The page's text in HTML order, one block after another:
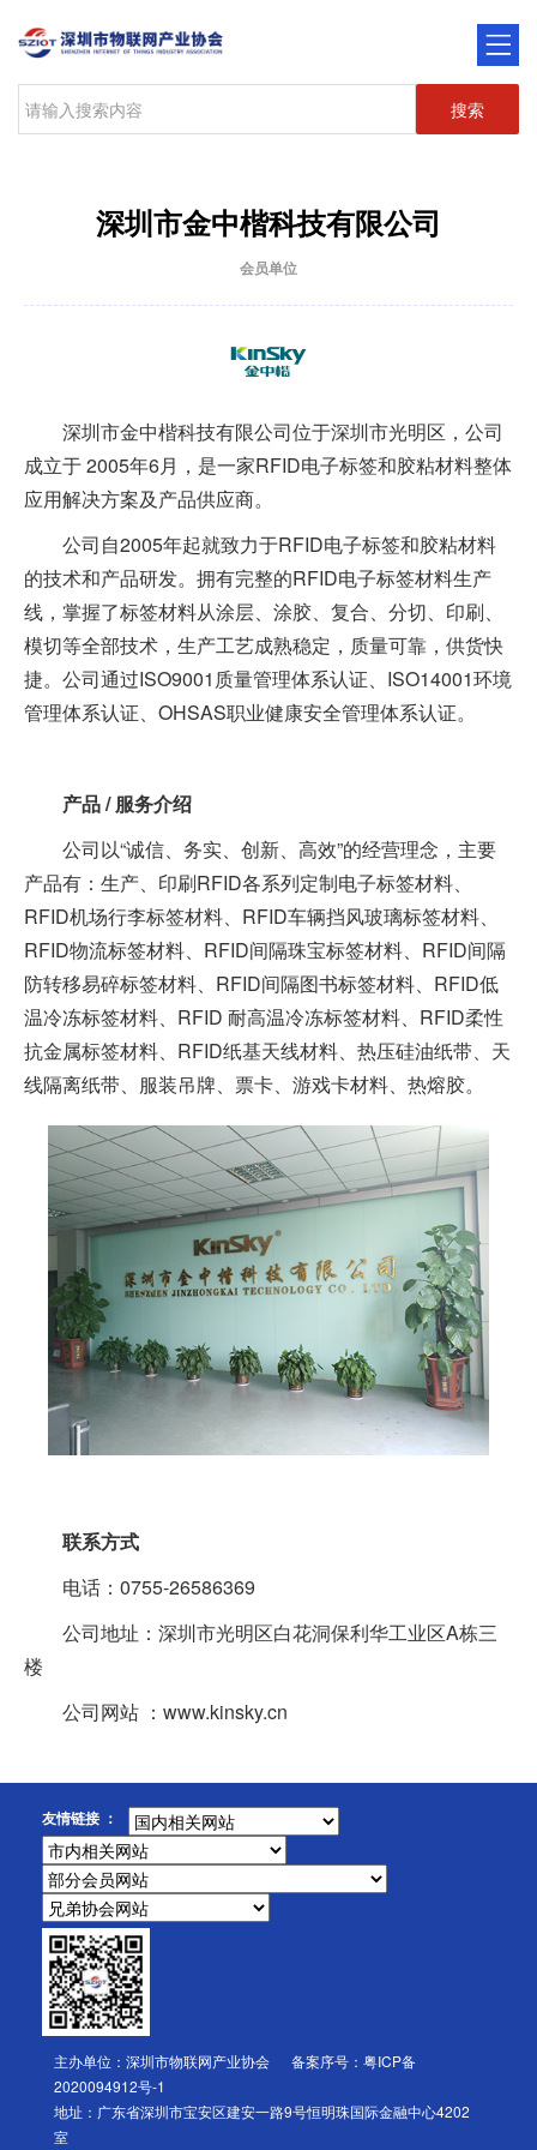
搜索
深圳市金中楷科技有限公司
会员单位
深圳市金中楷科技有限公司位于深圳市光明区，公司
成立于 2005年6月，是一家RFID电子标签和胶粘材料整体
应用解决方案及产品供应商。
公司自2005年起就致力于RFID电子标签和胶粘材料
的技术和产品研发。拥有完整的RFID电子标签材料生产
线，掌握了标签材料从涂层、涂胶、复合、分切、印刷、
模切等全部技术，生产工艺成熟稳定，质量可靠，供货快
捷。公司通过ISO9001质量管理体系认证、ISO14001环境
管理体系认证、OHSAS职业健康安全管理体系认证。
产品 / 服务介绍
公司以“诚信、务实、创新、高效”的经营理念，主要
产品有：生产、印刷RFID各系列定制电子标签材料、
RFID机场行李标签材料、RFID车辆挡风玻璃标签材料、
RFID物流标签材料、RFID间隔珠宝标签材料、RFID间隔
防转移易碎标签材料、RFID间隔图书标签材料、RFID低
温冷冻标签材料、RFID 耐高温冷冻标签材料、RFID柔性
抗金属标签材料、RFID纸基天线材料、热压硅油纸带、天
线隔离纸带、服装吊牌、票卡、游戏卡材料、热熔胶。
联系方式
电话：0755-26586369
公司地址：深圳市光明区白花洞保利华工业区A栋三
楼
公司网站 ：www.kinsky.cn
友情链接 ：
主办单位：深圳市物联网产业协会 备案序号： 粤ICP备
2020094912号-1
地址：广东省深圳市宝安区建安一路9号恒明珠国际金融中心4202
室